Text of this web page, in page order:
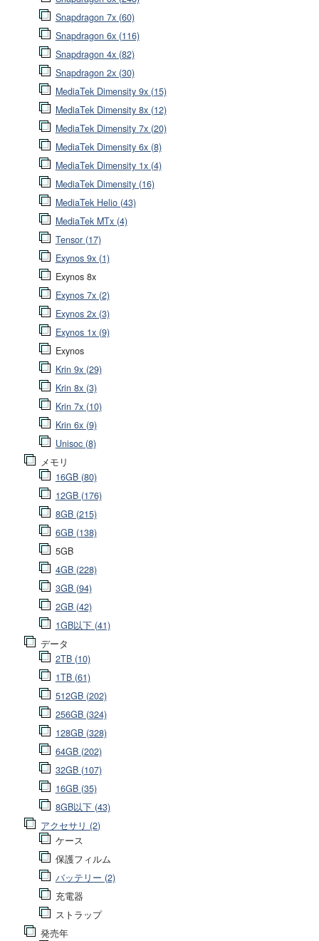
Snapdragon 7x (60)
Snapdragon 6x (116)
Snapdragon 4x (82)
Snapdragon 2x (30)
MediaTek Dimensity 9x (15)
MediaTek Dimensity 8x (12)
MediaTek Dimensity 7x (20)
MediaTek Dimensity 6x (8)
MediaTek Dimensity 1x (4)
MediaTek Dimensity (16)
MediaTek Helio (43)
MediaTek MTx (4)
Tensor (17)
Exynos 9x (1)
Exynos 8x
Exynos 7x (2)
Exynos 2x (3)
Exynos 1x (9)
Exynos
Krin 9x (29)
Krin 8x (3)
Krin 7x (10)
Krin 6x (9)
Unisoc (8)
メモリ
16GB (80)
12GB (176)
8GB (215)
6GB (138)
5GB
4GB (228)
3GB (94)
2GB (42)
1GB以下 (41)
データ
2TB (10)
1TB (61)
512GB (202)
256GB (324)
128GB (328)
64GB (202)
32GB (107)
16GB (35)
8GB以下 (43)
アクセサリ (2)
ケース
保護フィルム
バッテリー (2)
充電器
ストラップ
発売年